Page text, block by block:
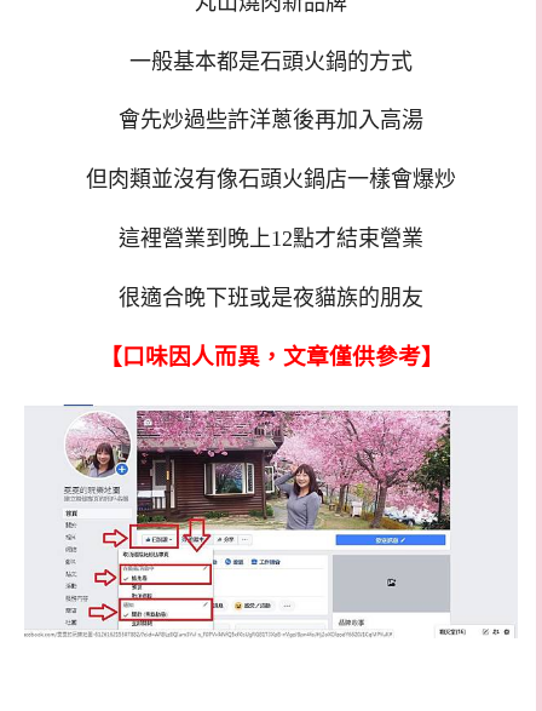
一般基本都是石頭火鍋的方式
會先炒過些許洋蔥後再加入高湯
但肉類並沒有像石頭火鍋店一樣會爆炒
這裡營業到晚上12點才結束營業
很適合晚下班或是夜貓族的朋友
【口味因人而異，文章僅供參考】